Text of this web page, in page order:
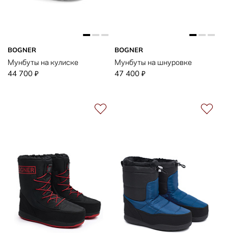
BOGNER
Мунбуты на кулиске
44 700 ₽
BOGNER
Мунбуты на шнуровке
47 400 ₽